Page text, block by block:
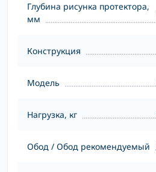
Глубина рисунка протектора,
мм
Конструкция
Модель
Нагрузка, кг
Обод / Обод рекомендуемый